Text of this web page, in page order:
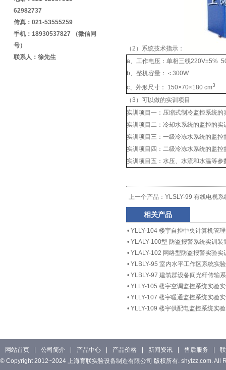
（2）系统技术指示：
a、工作电压：单相三线220V±5%
b、整机容量：＜300W
c、外形尺寸： 150×70×180 cm3
（3）可以做的实训项目
实训项目一：压缩式制冷监控系统的
实训项目二：冷却水系统的监控的实
实训项目三：一级冷冻水系统的监控
实训项目四：二级冷冻水系统的监控
实训项目五：水压、水流和水温等参
上一个产品： YLSLY-99 有线电视
相关产品
• YLLY-104 楼宇自控中央计算机管
• YLALY-100型 防盗报警系统实训装
• YLALY-102 网络型防盗报警实验实
• YLBLY-95 室内水平工作区系统实
• YLBLY-97 建筑群设备间光纤传输
• YLLY-105 楼宇空调监控系统实验
• YLLY-107 楼宇暖通监控系统实验
• YLLY-109 楼宇供配电监控系统实
62982737
传真：021-53555259
手机：18930537827 （微信同
号）
联系人：徐先生
网站首页 公司简介 产品中心 产品价格 新闻资讯 售后服务
© Copyright 2012~2024 上海育联实验设备制造有限公司 版权所有. shylzz.com. All